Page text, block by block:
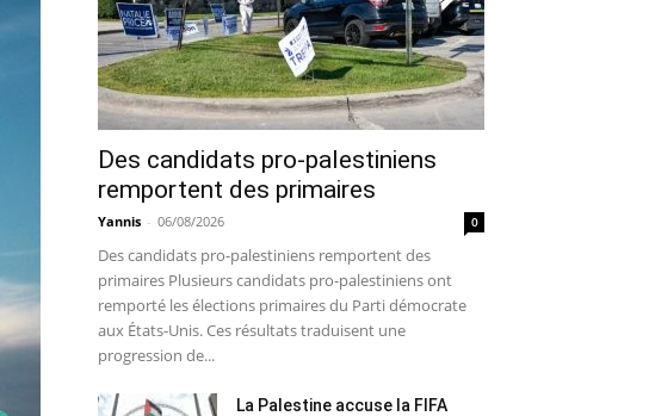
Des candidats pro-palestiniens
remportent des primaires
Yannis - 06/08/2026 0
Des candidats pro-palestiniens remportent des
primaires Plusieurs candidats pro-palestiniens ont
remporté les élections primaires du Parti démocrate
aux États-Unis. Ces résultats traduisent une
progression de...
La Palestine accuse la FIFA